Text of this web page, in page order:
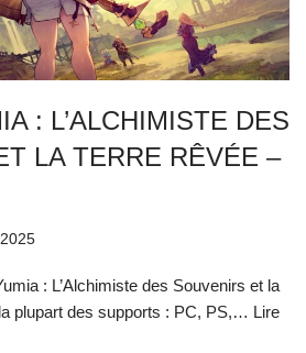
: L’ALCHIMISTE DES
LA TERRE RÊVÉE –
: L’Alchimiste des Souvenirs et la
plupart des supports : PC, PS,… Lire